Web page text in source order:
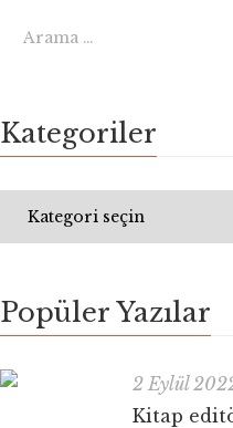
Kategoriler
Popüler Yazılar
2 Eylül
Kitap